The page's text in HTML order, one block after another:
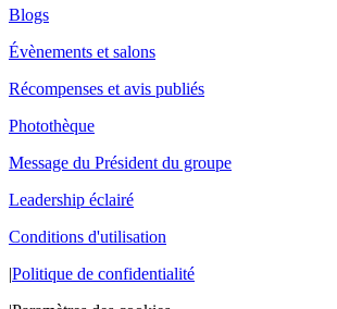
Blogs
Évènements et salons
Récompenses et avis publiés
Photothèque
Message du Président du groupe
Leadership éclairé
Conditions d'utilisation
|Politique de confidentialité